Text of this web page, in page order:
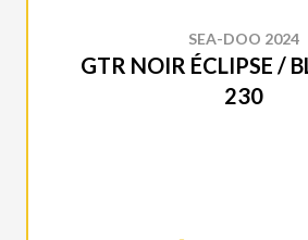
SEA-DOO 2024
GTR NOIR ÉCLIPSE /
230